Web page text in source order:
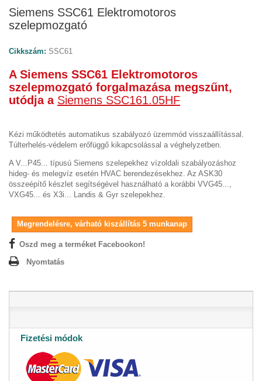
Siemens SSC61 Elektromotoros
szelepmozgató
Cikkszám: SSC61
A Siemens SSC61 Elektromotoros
szelepmozgató forgalmazása megszűnt,
utódja a Siemens SSC161.05HF
Kézi működtetés automatikus szabályozó üzemmód visszaállítással.
Túlterhelés-védelem erőfüggő kikapcsolással a véghelyzetben.
A V...P45... típusú Siemens szelepekhez vízoldali szabályozáshoz
hideg- és melegvíz esetén HVAC berendezésekhez. Az ASK30
összeépítő készlet segítségével használható a korábbi VVG45...,
VXG45... és X3i... Landis & Gyr szelepekhez.
Megrendelésre, várható kiszállítás 5 munkanap
Oszd meg a terméket Facebookon!
Nyomtatás
Fizetési módok